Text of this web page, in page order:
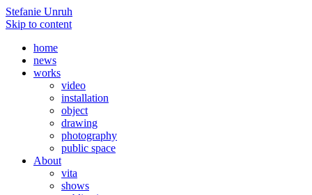
Stefanie Unruh
Skip to content
home
news
works
video
installation
object
drawing
photography
public space
About
vita
shows